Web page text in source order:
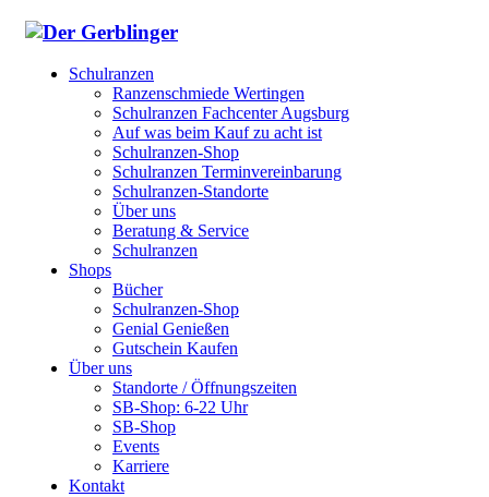
Schulranzen
Ranzenschmiede Wertingen
Schulranzen Fachcenter Augsburg
Auf was beim Kauf zu acht ist
Schulranzen-Shop
Schulranzen Terminvereinbarung
Schulranzen-Standorte
Über uns
Beratung & Service
Schulranzen
Shops
Bücher
Schulranzen-Shop
Genial Genießen
Gutschein Kaufen
Über uns
Standorte / Öffnungszeiten
SB-Shop: 6-22 Uhr
SB-Shop
Events
Karriere
Kontakt